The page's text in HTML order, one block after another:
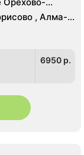
, Алма-
6950 p.